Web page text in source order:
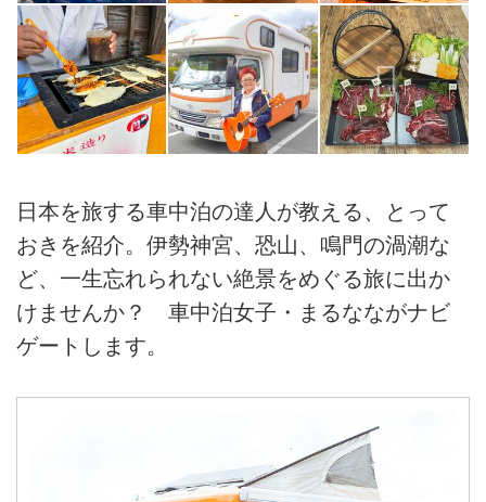
日本を旅する車中泊の達人が教える、とって
おきを紹介。伊勢神宮、恐山、鳴門の渦潮な
ど、一生忘れられない絶景をめぐる旅に出か
けませんか？ 車中泊女子・まるなながナビ
ゲートします。